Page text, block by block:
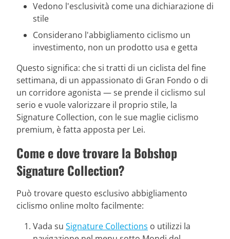
Vedono l'esclusività come una dichiarazione di
stile
Considerano l'abbigliamento ciclismo un
investimento, non un prodotto usa e getta
Questo significa: che si tratti di un ciclista del fine
settimana, di un appassionato di Gran Fondo o di
un corridore agonista — se prende il ciclismo sul
serio e vuole valorizzare il proprio stile, la
Signature Collection, con le sue maglie ciclismo
premium, è fatta apposta per Lei.
Come e dove trovare la Bobshop
Signature Collection?
Può trovare questo esclusivo abbigliamento
ciclismo online molto facilmente:
Vada su Signature Collections o utilizzi la